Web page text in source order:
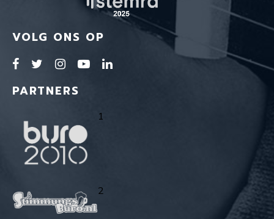
VOLG ONS OP
PARTNERS
1
2